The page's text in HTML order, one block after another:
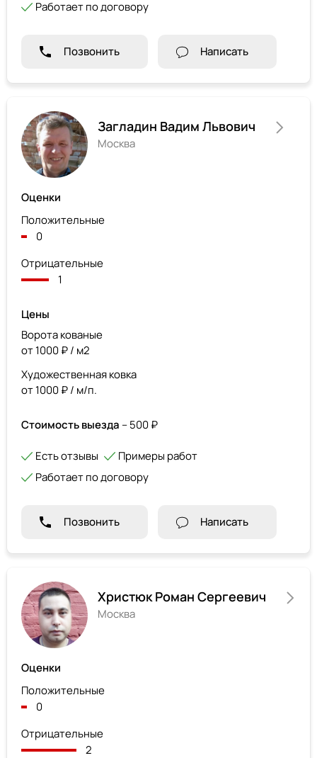
Работает по договору
Позвонить Написать
Загладин Вадим Львович
Москва
Оценки
Положительные
0
Отрицательные
1
Цены
Ворота кованые
от 1000 ₽ / м2
Художественная ковка
от 1000 ₽ / м/п.
Стоимость выезда – 500 ₽
Есть отзывы
Примеры работ
Работает по договору
Позвонить Написать
Христюк Роман Сергеевич
Москва
Оценки
Положительные
0
Отрицательные
2